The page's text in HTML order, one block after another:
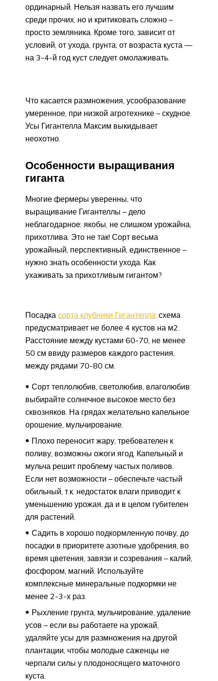
ординарный. Нельзя назвать его лучшим
среди прочих, но и критиковать сложно –
просто земляника. Кроме того, зависит от
условий, от ухода, грунта, от возраста куста —
на 3-4-й год куст следует омолаживать.
Что касается размножения, усообразование
умеренное, при низкой агротехнике – скудное.
Усы Гигантелла Максим выкидывает
неохотно.
Особенности выращивания
гиганта
Многие фермеры уверенны, что
выращивание Гигантеллы – дело
неблагодарное: якобы, не слишком урожайна,
прихотлива. Это не так! Сорт весьма
урожайный, перспективный, единственное –
нужно знать особенности ухода. Как
ухаживать за прихотливым гигантом?
Посадка сорта клубники Гигантелла: схема
предусматривает не более 4 кустов на м2.
Расстояние между кустами 60-70, не менее
50 см ввиду размеров каждого растения,
между рядами 70-80 см.
Сорт теплолюбив, светолюбив, влаголюбив:
выбирайте солнечное высокое место без
сквозняков. На грядах желательно капельное
орошение, мульчирование.
Плохо переносит жару, требователен к
поливу, возможны ожоги ягод. Капельный и
мульча решит проблему частых поливов.
Если нет возможности – обеспечьте частый
обильный, т.к. недостаток влаги приводит к
уменьшению урожая, да и в целом губителен
для растений.
Садить в хорошо подкормленную почву, до
посадки в приоритете азотные удобрения, во
время цветения, завязи и созревания – калий,
фосфором, магний. Используйте
комплексные минеральные подкормки не
менее 2-3-х раз.
Рыхление грунта, мульчирование, удаление
усов – если вы работаете на урожай,
удаляйте усы для размножения на другой
плантации, чтобы молодые саженцы не
черпали силы у плодоносящего маточного
куста.